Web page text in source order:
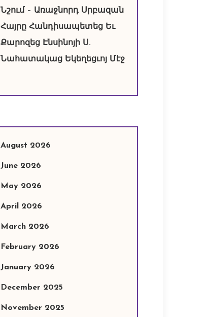
Նշում – Առաջնորդ Սրբազան
Հայրը Հանդիսապետեց Եւ
Քարոզեց Էնսինոյի Ս.
Նահատակաց Եկեղեցւոյ Մէջ
August 2026
June 2026
May 2026
April 2026
March 2026
February 2026
January 2026
December 2025
November 2025